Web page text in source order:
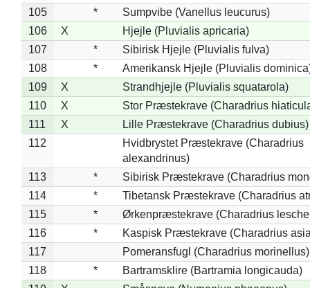
105 *
Sumpvibe (Vanellus leucurus)
106
X
Hjejle (Pluvialis apricaria)
107
*
Sibirisk Hjejle (Pluvialis fulva)
108
*
Amerikansk Hjejle (Pluvialis
109
X
Strandhjejle (Pluvialis squatarola)
110
X
Stor Præstekrave (Charadrius
111
X
Lille Præstekrave (Charadrius dubius)
112
Hvidbrystet Præstekrave (Charadrius
alexandrinus)
113
*
Sibirisk Præstekrave (Charadrius
114
*
Tibetansk Præstekrave (Charadrius
115
*
Ørkenpræstekrave (Charadrius
116
*
Kaspisk Præstekrave (Charadrius
117
Pomeransfugl (Charadrius morinellus)
118
*
Bartramsklire (Bartramia longicauda)